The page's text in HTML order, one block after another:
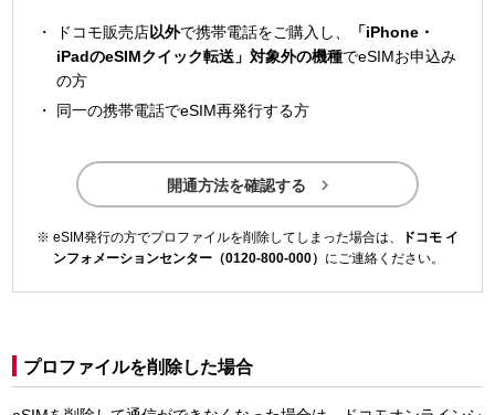
ドコモ販売店以外で携帯電話をご購入し、
「iPhone・
iPadのeSIMクイック転送」対象外の機種でeSIMお申込み
の方
同一の携帯電話でeSIM再発行する方
開通方法を確認する 
eSIM発行の方でプロファイルを削除してしまった場合は、
ドコモ イ
ンフォメーションセンター（0120-800-000） にご連絡ください。
プロファイルを削除した場合